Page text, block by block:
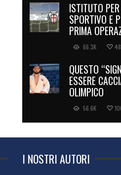
ISTITUTO
SPORTIVO E
PRIMA
66.3K 48
QUESTO
ESSERE
OLIMPICO
56.6K
I NOSTRI AUTORI